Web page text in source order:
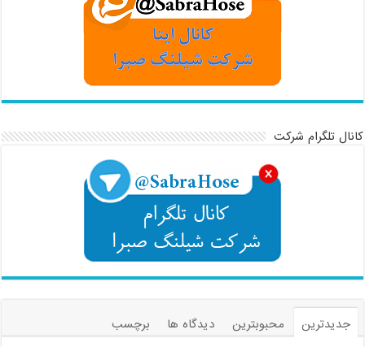
کانال تلگرام شرکت
جدیدترین محبوبترین دیدگاه ها
برچسب